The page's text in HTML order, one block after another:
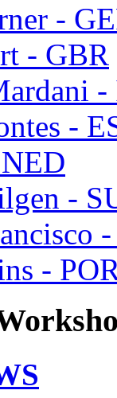
-
- GBR
-
-
-